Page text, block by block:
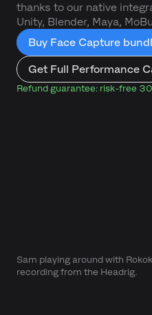
thanks to our native
Unity, Blender, Maya,
Buy Face Capture
Get Full Performance
Refund guarantee: risk-free
Sam playing around with
recording from the Headrig.